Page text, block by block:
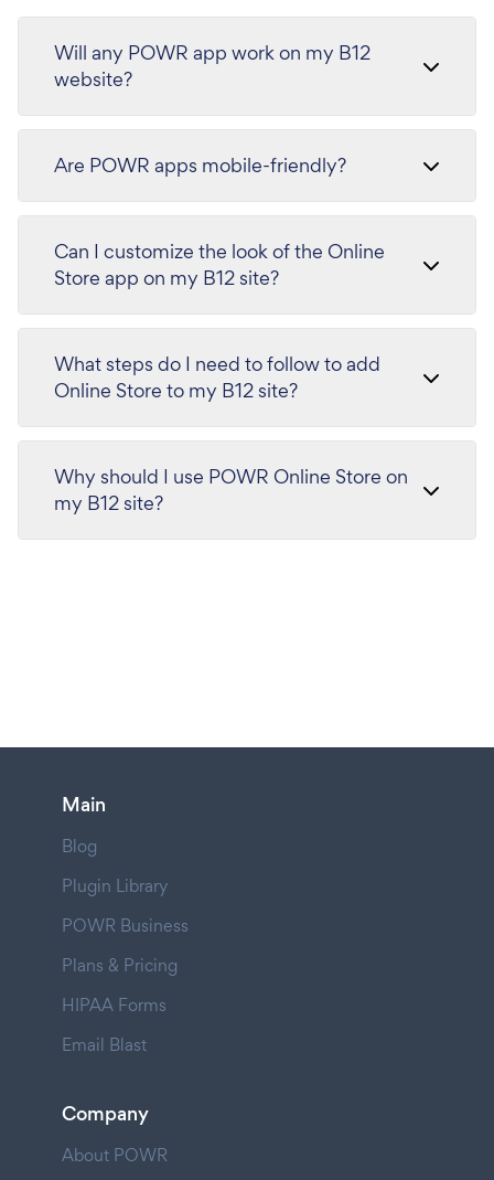
Will any POWR app work on my B12
website?
Are POWR apps mobile-friendly?
Can I customize the look of the Online
Store app on my B12 site?
What steps do I need to follow to add
Online Store to my B12 site?
Why should I use POWR Online Store on
my B12 site?
Main
Blog
Plugin Library
POWR Business
Plans & Pricing
HIPAA Forms
Email Blast
Company
About POWR